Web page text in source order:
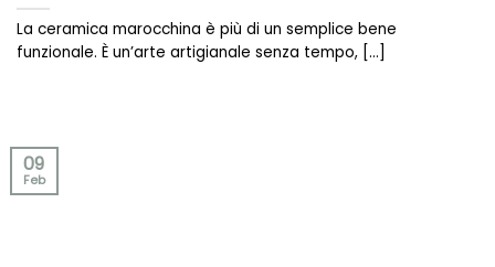
La ceramica marocchina è più di un semplice bene
funzionale. È un’arte artigianale senza tempo, [...]
09
Feb